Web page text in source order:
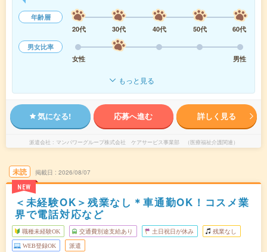
年齢層
20代
30代 40代 50代
60代
男女比率
女性
男性
もっと見る
気になる! 応募へ進む 詳しく見る
派遣会社 マンパワーグループ株式会社 ケアサービス事業部 （医療福祉介護関連）
未読
NEW
掲載日 2026/08/07
＜未経験OK＞残業なし＊車通勤OK！コスメ業
界で電話対応など
職種未経験OK 交通費別途支給あり 土日祝日が休み 残業なし
WEB登録OK 派遣